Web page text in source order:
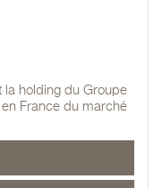
la holding du Groupe
France du marché